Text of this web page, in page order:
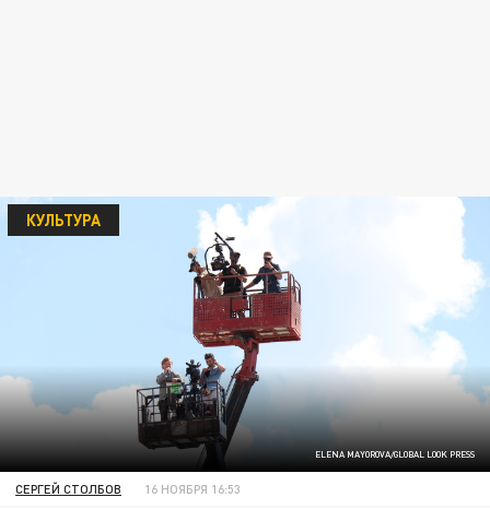
ELENA MAYOROVA/GLOBAL LOOK PRESS
КУЛЬТУРА
СЕРГЕЙ СТОЛБОВ 16 НОЯБРЯ 16:53